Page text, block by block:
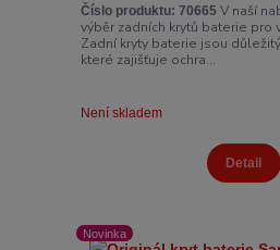
Číslo produktu: 70665 V naší
výběr zadních krytů baterie
Zadní kryty baterie jsou
které zajišťuje ochra...
Není skladem
Detail
Novinka